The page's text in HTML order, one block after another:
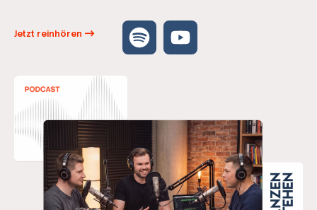
Jetzt reinhören